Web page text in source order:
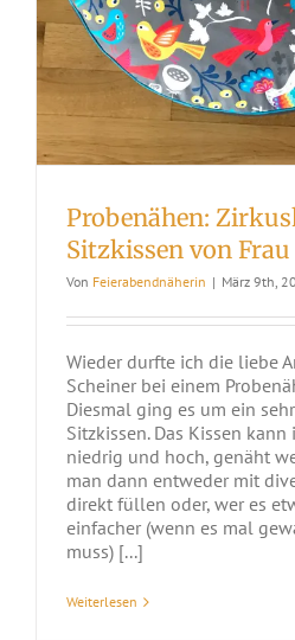
Probenähen:
Sitzkissen von
Von Feierabendnäherin | März 9th,
Wieder durfte ich die liebe
Scheiner bei einem
Diesmal ging es um ein
Sitzkissen. Das Kissen
niedrig und hoch, genäht
man dann entweder mit
direkt füllen oder, wer es
einfacher (wenn es mal
muss) [...]
Weiterlesen